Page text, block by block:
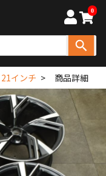
0
21インチ 商品詳細